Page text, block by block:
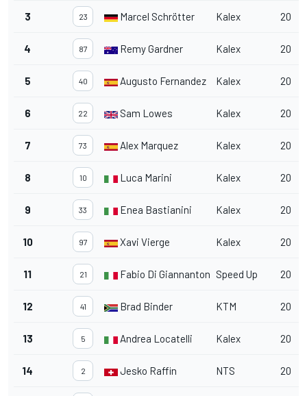
3 23 Marcel Schrötter Kalex 20
4 87 Remy Gardner Kalex 20
5 40 Augusto Fernandez Kalex 20
6 22 Sam Lowes Kalex 20
7 73 Alex Marquez Kalex 20
8 10 Luca Marini Kalex 20
9 33 Enea Bastianini Kalex 20
10 97 Xavi Vierge Kalex 20
11 21 Fabio Di GiannantonioSpeed Up 20
12 41 Brad Binder KTM 20
13 5 Andrea Locatelli Kalex 20
14 2 Jesko Raffin NTS 20